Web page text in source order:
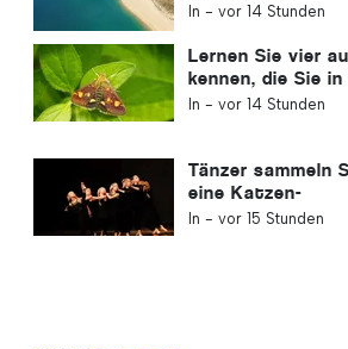
In - vor 14 Stunden
Lernen Sie vier
kennen, die Sie
entdecken können
In - vor 14 Stunden
Tänzer sammeln
eine Katzen-
In - vor 15 Stunden